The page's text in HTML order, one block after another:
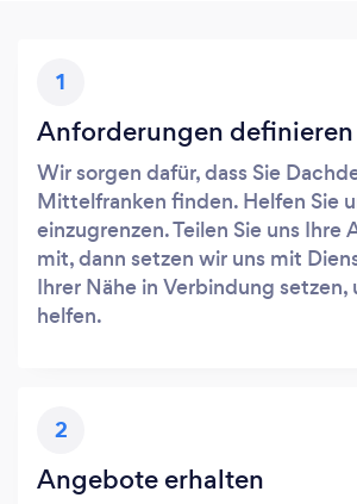
1
Anforderungen definieren
Wir sorgen dafür, dass Sie
Mittelfranken finden. Helfen Sie
einzugrenzen. Teilen Sie uns Ihre
mit, dann setzen wir uns mit
Ihrer Nähe in Verbindung setzen,
helfen.
2
Angebote erhalten